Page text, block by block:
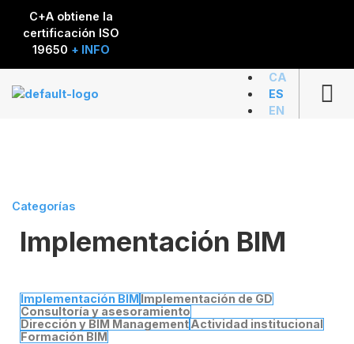
C+A obtiene la
certificación ISO
19650 + INFO
CA
ES
EN
Categorías
Implementación BIM
Implementación BIMImplementación de GD
Consultoría y asesoramiento
Dirección y BIM ManagementActividad institucional
Formación BIM
DGIM de la Generalitat de
Catalunya (UTE con Ingreen)